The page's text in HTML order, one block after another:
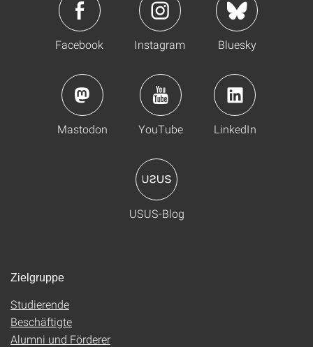
Facebook Instagram Bluesky
Mastodon YouTube LinkedIn
USUS-Blog
Zielgruppe
Studierende
Beschäftigte
Alumni und Förderer